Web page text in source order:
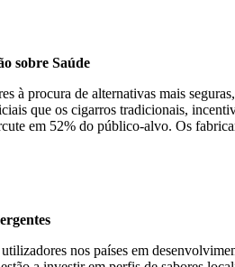
sobre Saúde
à procura de alternativas mais
que os cigarros tradicionais,
em 52% do público-alvo. Os
nos países em